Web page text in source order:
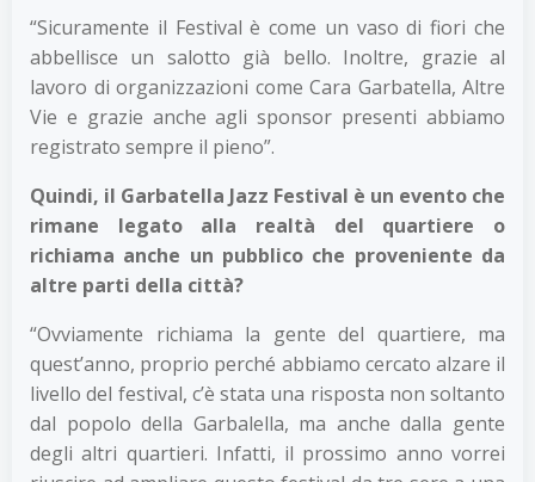
“Sicuramente il Festival è come un vaso di fiori che
abbellisce un salotto già bello. Inoltre, grazie al
lavoro di organizzazioni come Cara Garbatella, Altre
Vie e grazie anche agli sponsor presenti abbiamo
registrato sempre il pieno”.
Quindi, il Garbatella Jazz Festival è un evento che
rimane legato alla realtà del quartiere o
richiama anche un pubblico che proveniente da
altre parti della città?
“Ovviamente richiama la gente del quartiere, ma
quest’anno, proprio perché abbiamo cercato alzare il
livello del festival, c’è stata una risposta non soltanto
dal popolo della Garbalella, ma anche dalla gente
degli altri quartieri. Infatti, il prossimo anno vorrei